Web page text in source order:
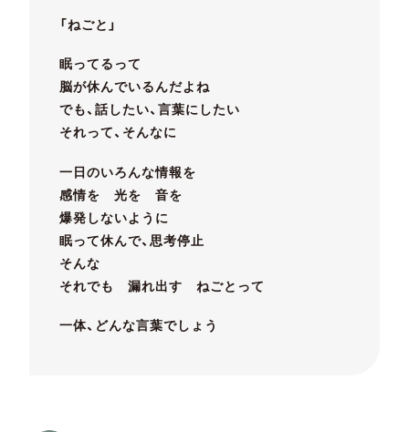
「ねごと」
眠ってるって
脳が休んでいるんだよね
でも、話したい、言葉にしたい
それって、そんなに
一日のいろんな情報を
感情を 光を 音を
爆発しないように
眠って休んで、思考停止
そんな
それでも 漏れ出す ねごとって
一体、どんな言葉でしょう